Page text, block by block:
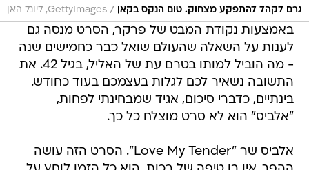
גרם לקהל להתפקע מצחוק. טום הנקס בקאן / GettyImages, ליונל האן
באמצעות נקודת המבט של פרקר, הסרט מנסה גם
לענות על השאלה שהעולם שואל כבר כחמישים שנה
- מה הוביל למותו בטרם עת של האליל, בגיל 42. את
התשובה נשאיר לכם לגלות בעצמכם בעוד כחודש.
בינתיים, כדברי סיכום, אגיד שמבחינתי לפחות,
"אלביס" הוא לא סרט מוצלח כל כך.
אלביס שר "Love My Tender". הסרט הזה עושה